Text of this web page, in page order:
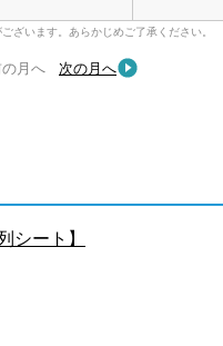
ざいます。あらかじめご了承ください。
月へ 次の月へ
ート】